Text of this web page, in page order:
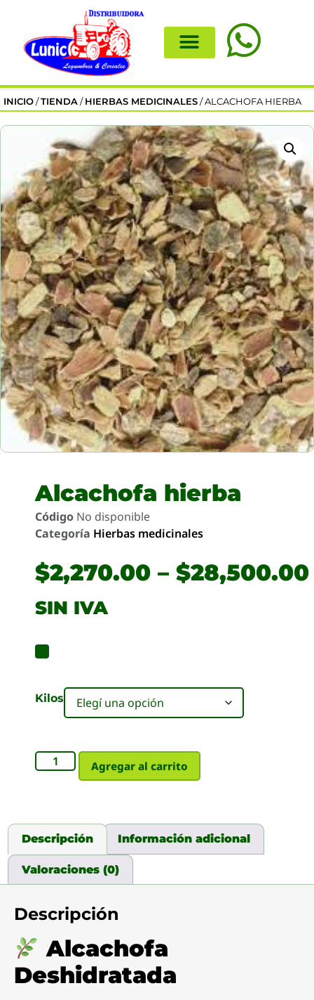
INICIO /TIENDA / HIERBAS MEDICINALES / ALCACHOFA HIERBA
Alcachofa hierba
Código No disponible
Categoría Hierbas medicinales
$2,270.00 – $28,500.00
SIN IVA
Kilos
Agregar al carrito
Descripción Información adicional
Valoraciones (0)
Descripción
Alcachofa
Deshidratada